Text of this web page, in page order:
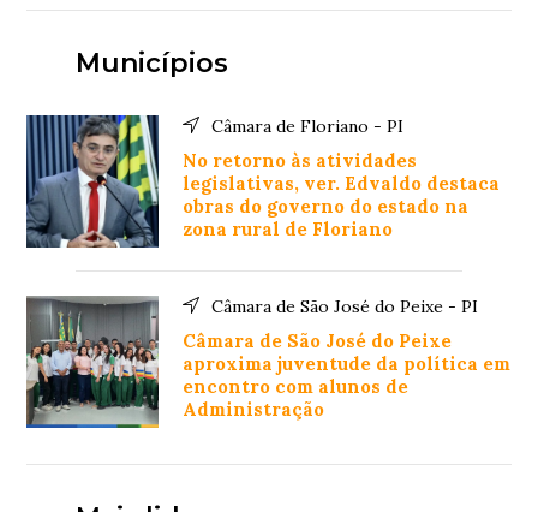
Municípios
Câmara de Floriano - PI
No retorno às atividades
legislativas, ver. Edvaldo destaca
obras do governo do estado na
zona rural de Floriano
Câmara de São José do Peixe - PI
Câmara de São José do Peixe
aproxima juventude da política em
encontro com alunos de
Administração